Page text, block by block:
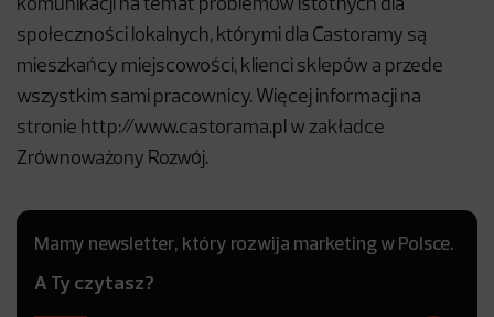
komunikacji na temat problemów istotnych dla
społeczności lokalnych, którymi dla Castoramy są
mieszkańcy miejscowości, klienci sklepów a przede
wszystkim sami pracownicy. Więcej informacji na
stronie http://www.castorama.pl w zakładce
Zrównoważony Rozwój.
Mamy newsletter, który rozwija marketing w Polsce.
A Ty czytasz?